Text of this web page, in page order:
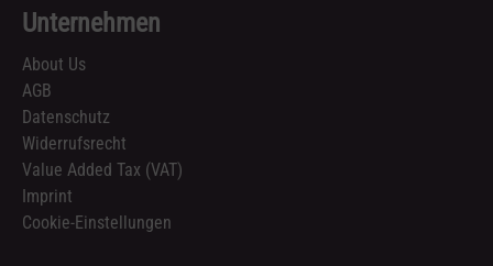
Unternehmen
About Us
AGB
Datenschutz
Widerrufsrecht
Value Added Tax (VAT)
Imprint
Cookie-Einstellungen